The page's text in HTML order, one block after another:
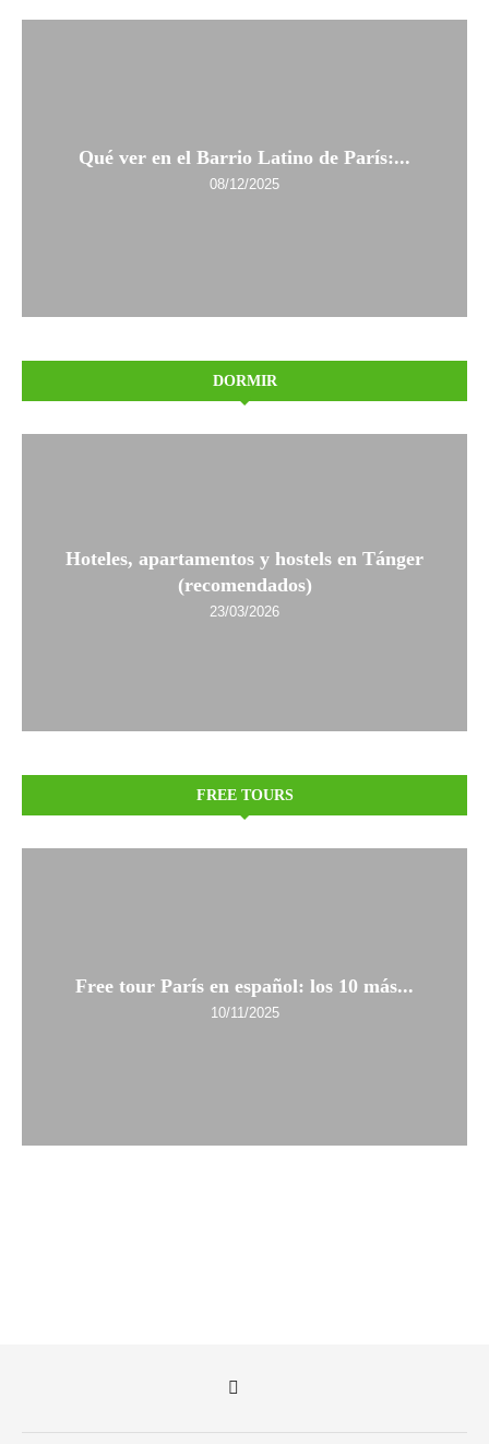
Qué ver en el Barrio Latino de París:...
08/12/2025
DORMIR
Hoteles, apartamentos y hostels en Tánger
(recomendados)
23/03/2026
FREE TOURS
Free tour París en español: los 10 más...
10/11/2025